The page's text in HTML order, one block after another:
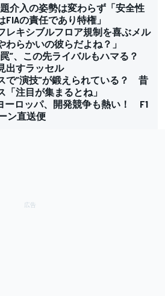
介入の姿勢は変わらず「安全性
の責任であり特権」
レキシブルフロア規制を喜ぶメル
わらかいの彼らだよね？」
”、この先ライバルもハマる？
出すラッセル
で”演技”が鍛えられている？ 昔
注目が集まるとね」
ーロッパ、開発競争も熱い！ F1
ン直送便